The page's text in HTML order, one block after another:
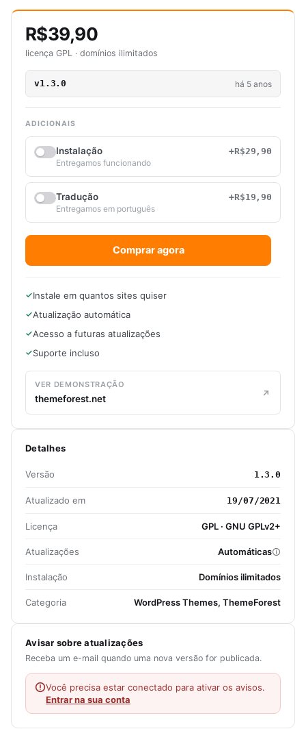
R$39,90
licença GPL · domínios ilimitados
v1.3.0 há 5 anos
ADICIONAIS
Instalação
+R$29,90
Entregamos funcionando
Tradução
+R$19,90
Entregamos em português
Comprar agora
Instale em quantos sites quiser
Atualização automática
Acesso a futuras atualizações
Suporte incluso
VER DEMONSTRAÇÃO
themeforest.net
Detalhes
Versão 1.3.0
Atualizado em 19/07/2021
Licença GPL · GNU GPLv2+
Atualizações Automáticas
Instalação Domínios ilimitados
Categoria WordPress Themes, ThemeForest
Avisar sobre atualizações
Receba um e-mail quando uma nova versão for publicada.
Você precisa estar conectado para ativar os avisos.
Entrar na sua conta